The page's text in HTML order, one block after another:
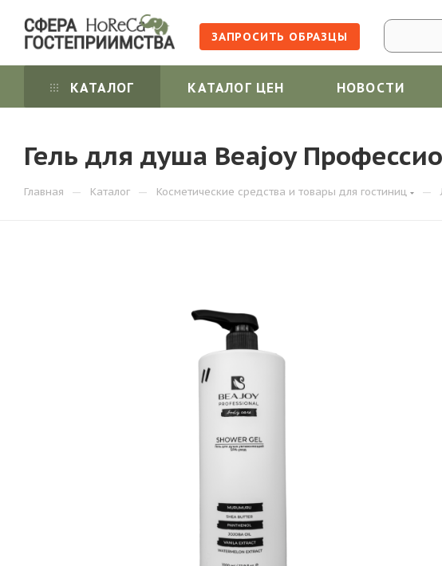
ЗАПРОСИТЬ ОБРАЗЦЫ
КАТАЛОГ КАТАЛОГ ЦЕН НОВОСТИ
Гель для душа Beajoy
Главная — Каталог — Косметические средства и товары для гостиниц —